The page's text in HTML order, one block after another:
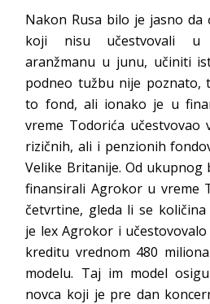
Nakon Rusa bilo je jasno da
koji nisu učestvovali u
aranžmanu u junu, učiniti
podneo tužbu nije poznato,
to fond, ali ionako je u
vreme Todorića učestvovao
rizičnih, ali i penzionih
Velike Britanije. Od
finansirali Agrokor u vreme
četvrtine, gleda li se
je lex Agrokor i
kreditu vrednom 480
modelu. Taj im model
novca koji je pre dan